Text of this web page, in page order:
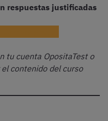
respuestas justificadas
tu cuenta OpositaTest o
contenido del curso